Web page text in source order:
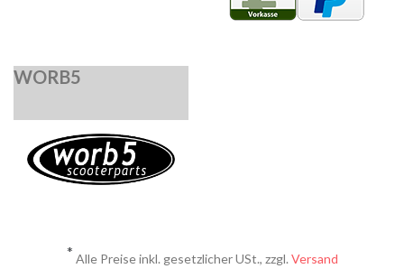
WORB5
* Alle Preise inkl. gesetzlicher USt., zzgl. Versand